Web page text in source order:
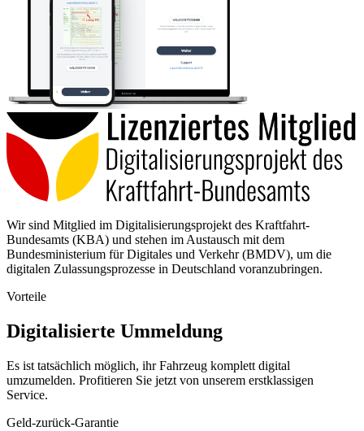
Wir sind Mitglied im Digitalisierungsprojekt des Kraftfahrt-
Bundesamts (KBA) und stehen im Austausch mit dem
Bundesministerium für Digitales und Verkehr (BMDV), um die
digitalen Zulassungsprozesse in Deutschland voranzubringen.
Vorteile
Digitalisierte Ummeldung
Es ist tatsächlich möglich, ihr Fahrzeug komplett digital
umzumelden. Profitieren Sie jetzt von unserem erstklassigen
Service.
Geld-zurück-Garantie